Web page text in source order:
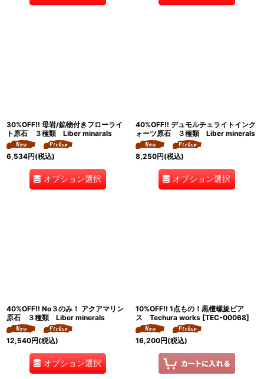
30%OFF!! 母岩/鉱物付きフローライ
ト原石 ３種類 Liber minarals
6,534円(税込)
オプション選択
40%OFF!! デュモルチェライトインク
ォーツ原石 ３種類 Liber minerals
8,250円(税込)
オプション選択
40%OFF!! No３のみ！ アクアマリン
原石 ３種類 Liber minerals
12,540円(税込)
オプション選択
10%OFF!! 1点もの！黒檀螺旋ピア
ス Techura works [TEC-00068]
16,200円(税込)